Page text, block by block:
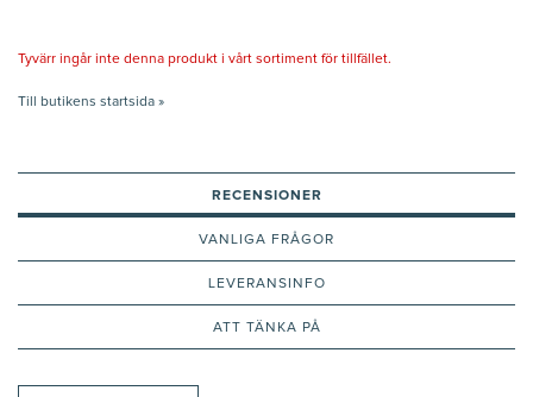
Tyvärr ingår inte denna produkt i vårt sortiment för tillfället.
Till butikens startsida »
RECENSIONER
VANLIGA FRÅGOR
LEVERANSINFO
ATT TÄNKA PÅ